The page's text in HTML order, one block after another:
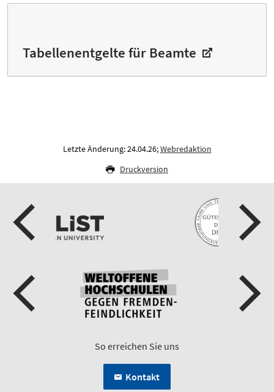
Tabellenentgelte für Beamte
Letzte Änderung: 24.04.26;Webredaktion
Druckversion
So erreichen Sie uns
Kontakt